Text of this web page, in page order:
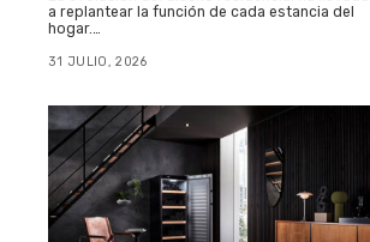
a replantear la función de cada estancia del
hogar.…
31 JULIO, 2026